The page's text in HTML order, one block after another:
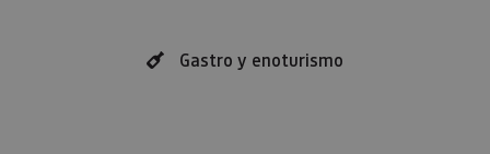
Gastro y enoturismo